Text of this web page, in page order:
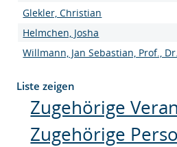
Glekler, Christian
Helmchen, Josha
Willmann, Jan Sebastian, Prof.,
Liste zeigen
Zugehörige
Zugehörige